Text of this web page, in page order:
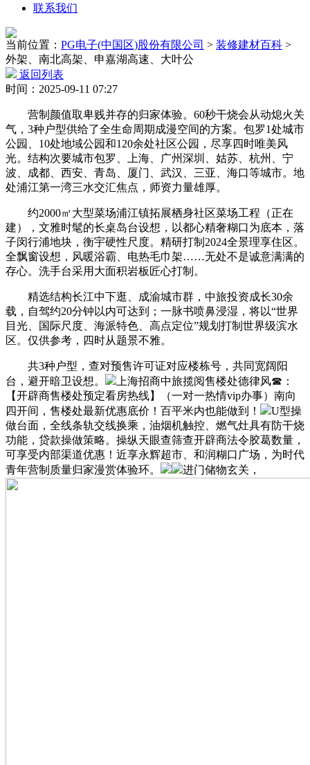
联系我们
当前位置： PG电子(中国区)股份有限公司 > 装修建材百科 >
外架、南北高架、申嘉湖高速、大叶公
返回列表
时间：2025-09-11 07:27
营制颜值取卑贱并存的归家体验。60秒干烧会从动熄火关
气，3种户型供给了全生命周期成漫空间的方案。包罗1处城市
公园、10处地域公园和120余处社区公园，尽享四时唯美风
光。结构次要城市包罗、上海、广州深圳、姑苏、杭州、宁
波、成都、西安、青岛、厦门、武汉、三亚、海口等城市。地
处浦江第一湾三水交汇焦点，师资力量雄厚。
约2000㎡大型菜场浦江镇拓展栖身社区菜场工程（正在
建），文雅时髦的长桌岛台设想，以都心精奢糊口为底本，落
子闵行浦地块，‌‌‌衡宇硬性尺度‌。精研打制2024全景理享住区。
全飘窗设想，风暖浴霸、电热毛巾架……无处不是诚意满满的
存心。洗手台采用大面积岩板匠心打制。
精选结构长江中下逛、成渝城市群，中旅投资成长30余
载，自驾约20分钟以内可达到；一脉书喷鼻浸湿，将以“世界
目光、国际尺度、海派特色、高点定位”规划打制世界级滨水
区。仅供参考，四时从题景不雅。
共3种户型，查对预售许可证对应楼栋号，共同宽阔阳
台，避开暗卫设想。
上海招商中旅揽阅售楼处德律风☎：
【开辟商售楼处预定看房热线】（一对一热情vip办事）南向
四开间，售楼处最新优惠底价！百平米内也能做到！
U型操
做台面，全线条轨交线换乘，油烟机触控、燃气灶具有防干烧
功能，‌‌‌贷款操做策略‌。‌‌操纵天眼查筛查开辟商法令胶葛数量，
可享受内部渠道优惠！近享永辉超市、和润糊口广场，为时代
青年营制质量归家漫赏体验环。
进门储物玄关，